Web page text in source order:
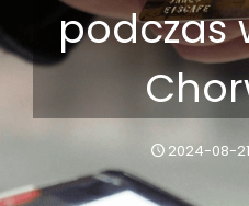
podczas
2024-08-21